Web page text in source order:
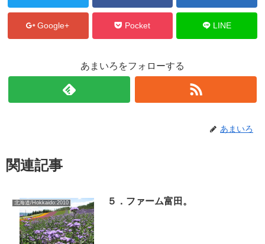
Google+ Pocket LINE
あまいろをフォローする
あまいろ
関連記事
北海道/Hokkaido:2010 ５．ファーム富田。